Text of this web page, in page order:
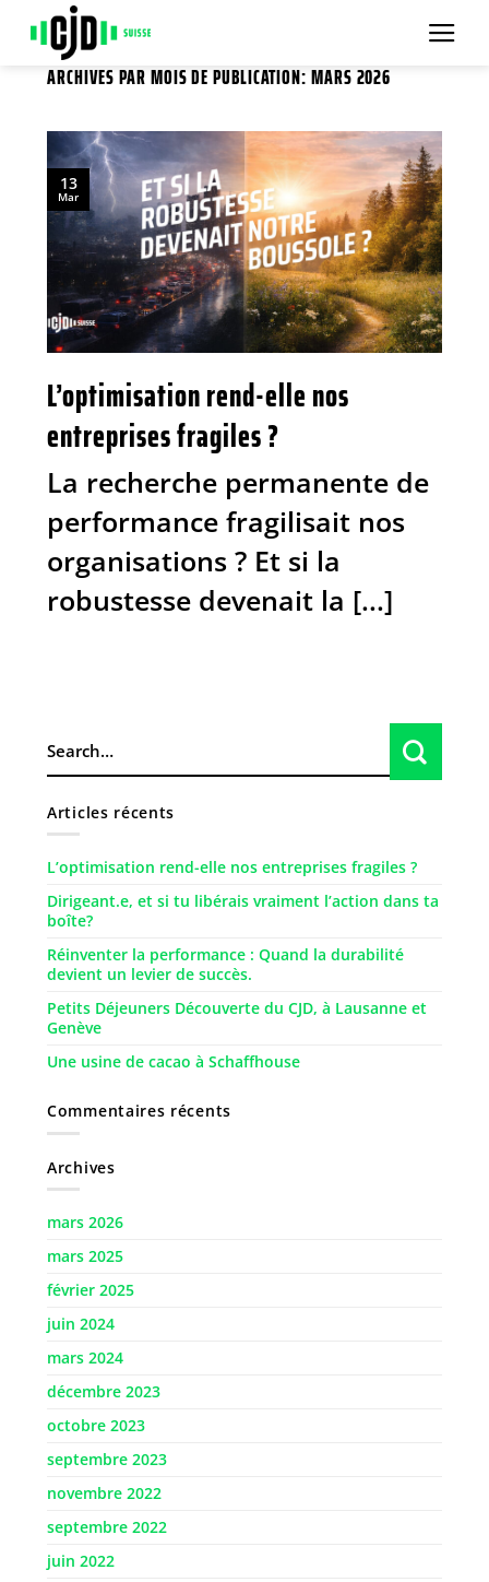
contenu
ARCHIVES PAR MOIS DE PUBLICATION:MARS 2026
L’optimisation rend-elle nos
entreprises fragiles ?
La recherche permanente de
performance fragilisait nos
organisations ? Et si la
robustesse devenait la [...]
13
Mar
Articles récents
L’optimisation rend-elle nos entreprises fragiles ?
Dirigeant.e, et si tu libérais vraiment l’action dans ta
boîte?
Réinventer la performance : Quand la durabilité
devient un levier de succès.
Petits Déjeuners Découverte du CJD, à Lausanne et
Genève
Une usine de cacao à Schaffhouse
Commentaires récents
Archives
mars 2026
mars 2025
février 2025
juin 2024
mars 2024
décembre 2023
octobre 2023
septembre 2023
novembre 2022
septembre 2022
juin 2022